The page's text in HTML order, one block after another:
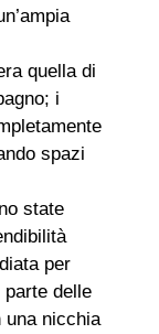
quella di
i
spazi
state
per
delle
una nicchia